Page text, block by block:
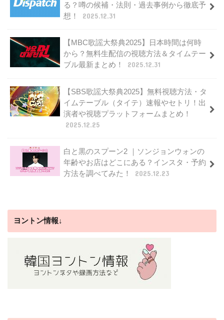
る？噂の候補・法則・過去事例から徹底予
想！
2025.12.31
【MBC歌謡大祭典2025】日本時間は何時
から？無料生配信の視聴方法＆タイムテー
ブル最新まとめ！
2025.12.31
【SBS歌謡大祭典2025】無料視聴方法・タ
イムテーブル（タイテ）速報やセトリ！出
演者や視聴プラットフォームまとめ！
2025.12.25
白と黒のスプーン2 ｜ソンジョンウォンの
年齢やお店はどこにある？インスタ・予約
方法を調べてみた！
2025.12.23
ヨントン情報↓